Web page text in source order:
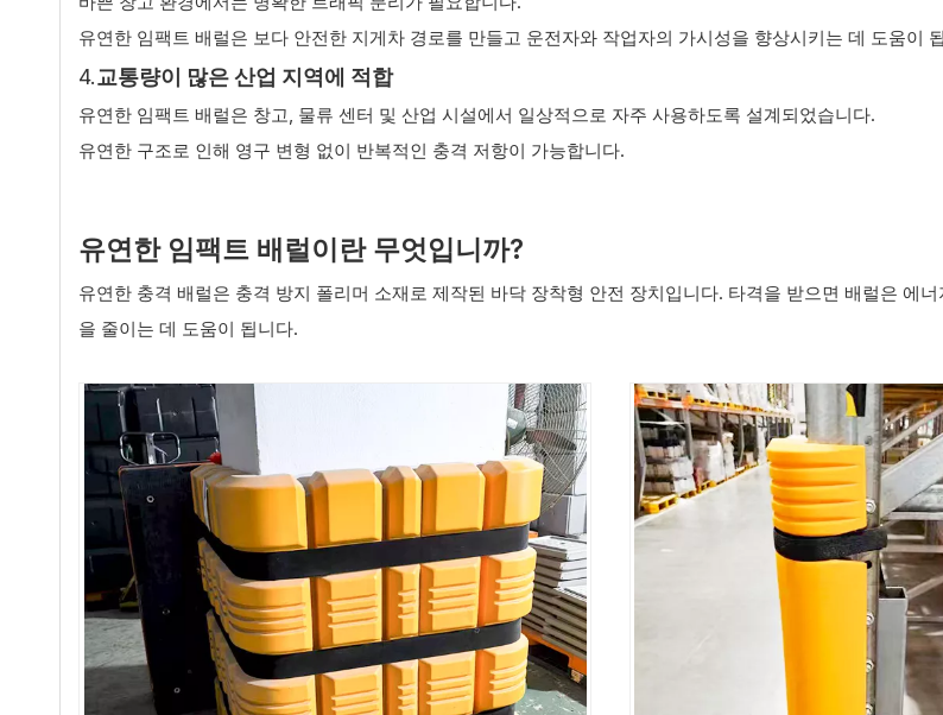
유연한 임팩트 배럴은 보다 안전한 지게차 경로를 만들고 운전자와 작업자의 가시성을 향상시키는 데 도움이
4.교통량이 많은 산업 지역에 적합
유연한 임팩트 배럴은 창고, 물류 센터 및 산업 시설에서 일상적으로 자주 사용하도록 설계되었습니다.
유연한 구조로 인해 영구 변형 없이 반복적인 충격 저항이 가능합니다.
유연한 임팩트 배럴이란 무엇입니까?
유연한 충격 배럴은 충격 방지 폴리머 소재로 제작된 바닥 장착형 안전 장치입니다. 타격을 받으면 배럴은 에
을 줄이는 데 도움이 됩니다.